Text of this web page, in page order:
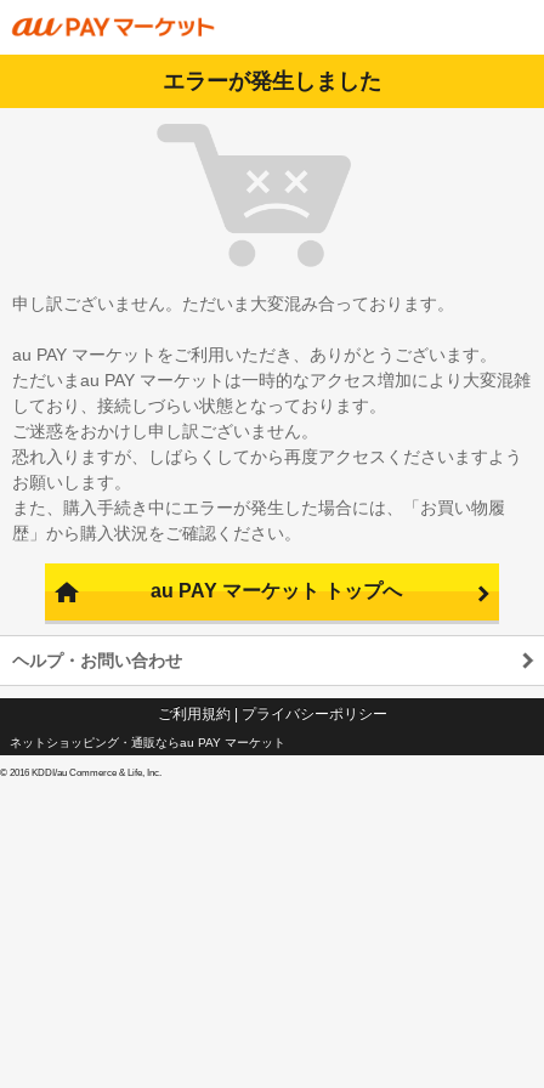
エラーが発生しました
申し訳ございません。ただいま大変混み合っております。
au PAY マーケットをご利用いただき、ありがとうございます。
ただいまau PAY マーケットは一時的なアクセス増加により大変混雑
しており、接続しづらい状態となっております。
ご迷惑をおかけし申し訳ございません。
恐れ入りますが、しばらくしてから再度アクセスくださいますよう
お願いします。
また、購入手続き中にエラーが発生した場合には、「お買い物履
歴」から購入状況をご確認ください。
au PAY マーケット トップへ
ヘルプ・お問い合わせ
ご利用規約| プライバシーポリシー
ネットショッピング・通販ならau PAY マーケット
© 2016 KDDI/au Commerce & Life, Inc.